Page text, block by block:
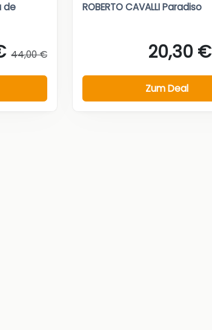
de
44,00 €
ROBERTO CAVALLI Paradiso
20,30 €
Zum Deal